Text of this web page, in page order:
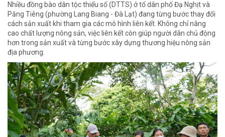
Nhiều đồng bào dân tộc thiểu số (DTTS) ở tổ dân phố Đạ Nghịt và
Păng Tiêng (phường Lang Biang - Đà Lạt) đang từng bước thay đổi
cách sản xuất khi tham gia các mô hình liên kết. Không chỉ nâng
cao chất lượng nông sản, việc liên kết còn giúp người dân chủ động
hơn trong sản xuất và từng bước xây dựng thương hiệu nông sản
địa phương.